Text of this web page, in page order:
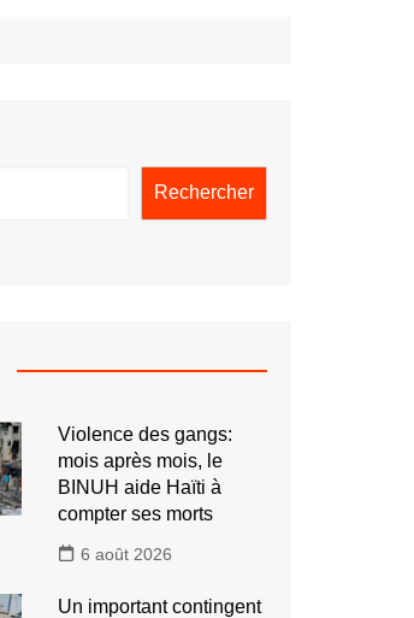
Rechercher
Violence des gangs:
mois après mois, le
BINUH aide Haïti à
compter ses morts
6 août 2026
Un important contingent